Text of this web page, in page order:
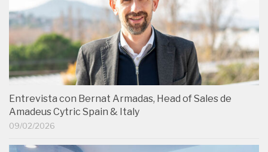
Entrevista con Bernat Armadas, Head of Sales de
Amadeus Cytric Spain & Italy
09/02/2026